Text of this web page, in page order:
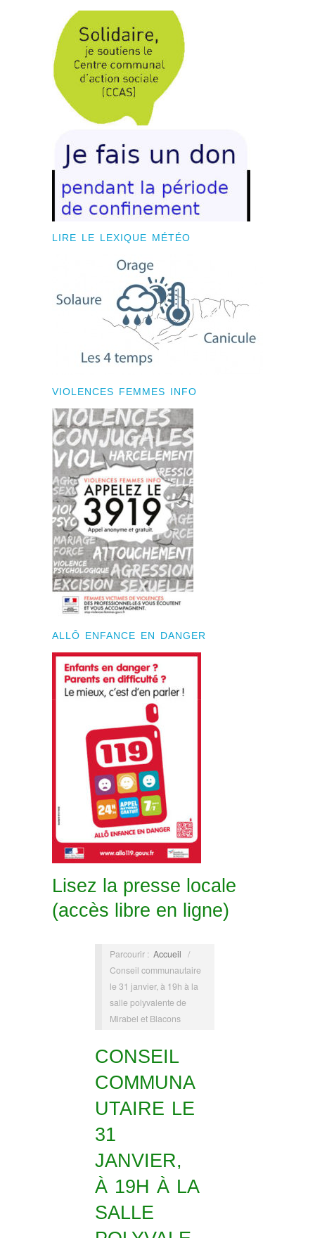
LIRE LE LEXIQUE MÉTÉO
VIOLENCES FEMMES INFO
ALLÔ ENFANCE EN DANGER
Lisez la presse locale
(accès libre en ligne)
Parcourir : Accueil /
Conseil communautaire
le 31 janvier, à 19h à la
salle polyvalente de
Mirabel et Blacons
CONSEIL
COMMUNA
UTAIRE LE
31
JANVIER,
À 19H À LA
SALLE